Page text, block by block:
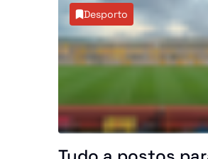
Internacional sobre Pessoas
Desaparecidas (CIVICOP)
acelerar o processo e
entrega dos cadáveres para
Desporto